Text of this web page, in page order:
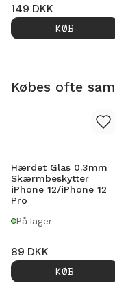
149 DKK
KØB
Købes ofte
Hærdet Glas 0.3mm
Skærmbeskytter
iPhone 12/iPhone 12
Pro
På lager
89 DKK
KØB